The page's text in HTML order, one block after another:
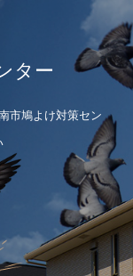
ター
市鳩よけ対策セン